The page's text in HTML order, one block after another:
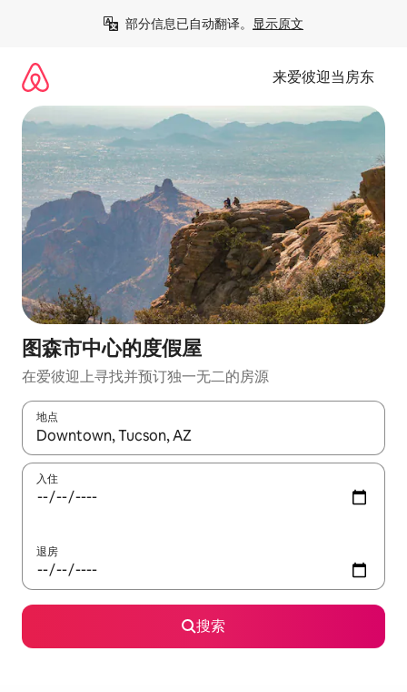
部分信息已自动翻译。 显示原文
来爱彼迎当房东
图森市中心的度假屋
在爱彼迎上寻找并预订独一无二的房源
地点
如有搜索结果，请使用上下方向键查看，或通过点击或滑动手势
入住
退房
搜索